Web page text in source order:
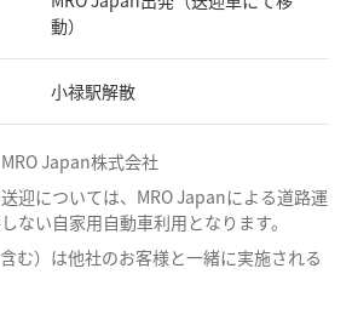
動）
小禄駅解散
Japan株式会社
迎については、MRO Japanによる道路運
ない自家用自動車利用となります。
む）は他社のお客様と一緒に実施される